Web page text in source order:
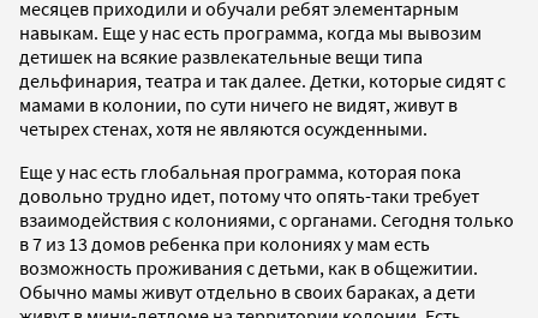
месяцев приходили и обучали ребят элементарным
навыкам. Еще у нас есть программа, когда мы вывозим
детишек на всякие развлекательные вещи типа
дельфинария, театра и так далее. Детки, которые сидят с
мамами в колонии, по сути ничего не видят, живут в
четырех стенах, хотя не являются осужденными.
Еще у нас есть глобальная программа, которая пока
довольно трудно идет, потому что опять-таки требует
взаимодействия с колониями, с органами. Сегодня только
в 7 из 13 домов ребенка при колониях у мам есть
возможность проживания с детьми, как в общежитии.
Обычно мамы живут отдельно в своих бараках, а дети